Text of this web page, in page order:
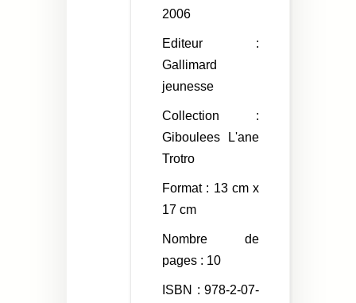
2006
Editeur :
Gallimard
jeunesse
Collection :
Giboulees L'ane
Trotro
Format : 13 cm x
17 cm
Nombre de
pages : 10
ISBN : 978-2-07-